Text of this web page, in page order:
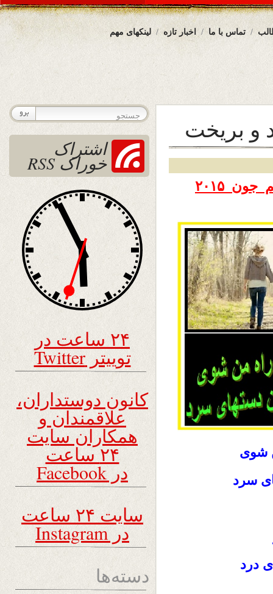
لینکهای مهم اخبار تازه تماس با ما
و بريخت
تاریخ نشر دوشنبه ۱۸جوزا ۱۳۹۴ – هشتم جون ۲۰۱۵
شوى
سرد
درد
اشتراک
خوراک RSS
۲۴ ساعت در
توییتر Twitter
کانون دوستداران،
علاقمندان و
همکاران سایت
۲۴ ساعت
در Facebook
سایت ۲۴ ساعت
در Instagram
دسته‌ها